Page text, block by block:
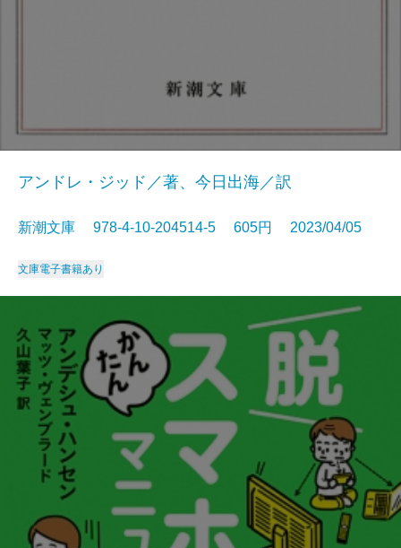
アンドレ・ジッド／著、今日出海／訳
新潮文庫 978-4-10-204514-5 605円 2023/04/05
文庫電子書籍あり